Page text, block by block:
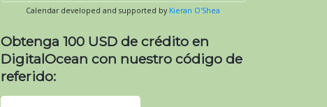
Calendar developed and supported by Kieran O'Shea
Obtenga 100 USD de crédito en
DigitalOcean con nuestro código de
referido: